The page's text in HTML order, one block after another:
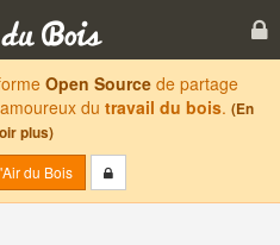
Open Sourcede partage
du travail du bois. (En
plus)
du Bois